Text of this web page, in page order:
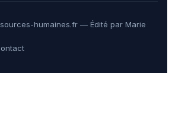
humaines.fr — Édité par Marie